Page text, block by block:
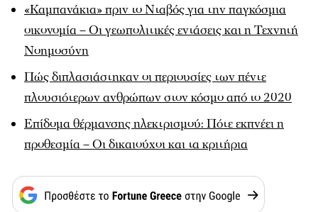
«Καμπανάκια» πριν το Νταβός για την παγκόσμια
οικονομία – Οι γεωπολιτικές εντάσεις και η Τεχνητή
Νοημοσύνη
Πώς διπλασιάστηκαν οι περιουσίες των πέντε
πλουσιότερων ανθρώπων στον κόσμο από το 2020
Επίδομα θέρμανσης ηλεκτρισμού: Πότε εκπνέει η
προθεσμία – Οι δικαιούχοι και τα κριτήρια